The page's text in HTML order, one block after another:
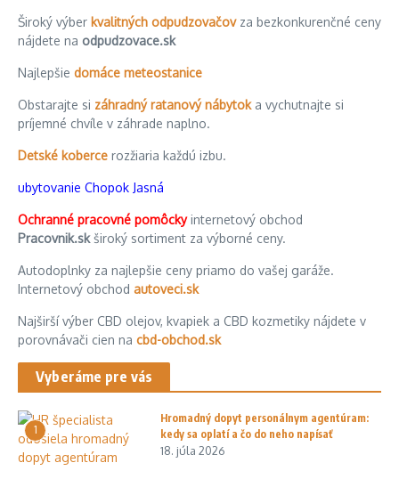
Široký výber kvalitných odpudzovačovza bezkonkurenčné ceny
nájdete na odpudzovace.sk
Najlepšie domáce meteostanice
Obstarajte si záhradný ratanový nábytoka vychutnajte si
príjemné chvíle v záhrade naplno.
Detské koberce rozžiaria každú izbu.
ubytovanie Chopok Jasná
Ochranné pracovné pomôckyinternetový obchod
Pracovnik.skširoký sortiment za výborné ceny.
Autodoplnky za najlepšie ceny priamo do vašej garáže.
Internetový obchod autoveci.sk
Najširší výber CBD olejov, kvapiek a CBD kozmetiky nájdete v
porovnávači cien na cbd-obchod.sk
Vyberáme pre vás
1
Hromadný dopyt personálnym agentúram:
kedy sa oplatí a čo do neho napísať
18. júla 2026